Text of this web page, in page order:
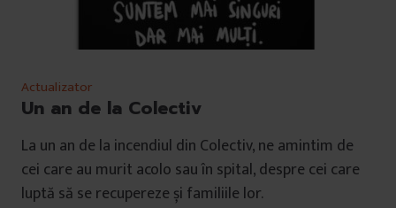
Actualizator
Un an de la Colectiv
La un an de la incendiul din Colectiv, ne amintim de
cei care au murit acolo sau în spital, despre cei care
luptă să se recupereze și familiile lor.